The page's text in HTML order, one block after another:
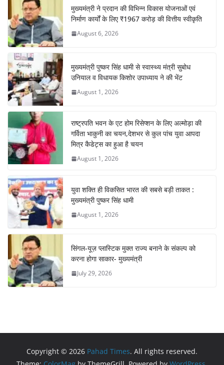
मुख्यमंत्री ने प्रदान की विभिन्न विकास योजनाओं एवं
निर्माण कार्यों के लिए ₹1967 करोड़ की वित्तीय स्वीकृति
August 6, 2026
मुख्यमंत्री पुष्कर सिंह धामी से स्वास्थ्य मंत्री सुबोध
उनियाल व विधायक किशोर उपाध्याय ने की भेंट
August 1, 2026
राष्ट्रपति भवन के एट होम रिसेप्शन के लिए अल्मोड़ा की
गर्विता भाकुनी का चयन,देशभर से कुल पांच युवा आपदा
मित्र कैडेट्स का हुआ है चयन
August 1, 2026
युवा शक्ति ही विकसित भारत की सबसे बड़ी ताकत :
मुख्यमंत्री पुष्कर सिंह धामी
August 1, 2026
सिंगल-यूज़ प्लास्टिक मुक्त राज्य बनाने के संकल्प को
करना होगा साकार- मुख्यमंत्री
July 29, 2026
Copyright © 2026 Pahad Times. All rights reserved.